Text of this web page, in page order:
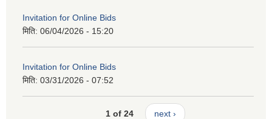
Invitation for Online Bids
मिति: 06/04/2026 - 15:20
Invitation for Online Bids
मिति: 03/31/2026 - 07:52
1 of 24 next ›